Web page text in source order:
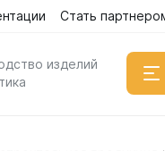
Стать
изделий